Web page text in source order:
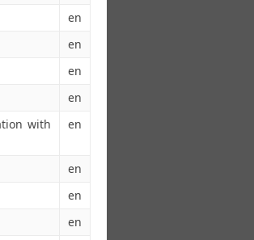
en
en
en
en
with
en
en
en
en